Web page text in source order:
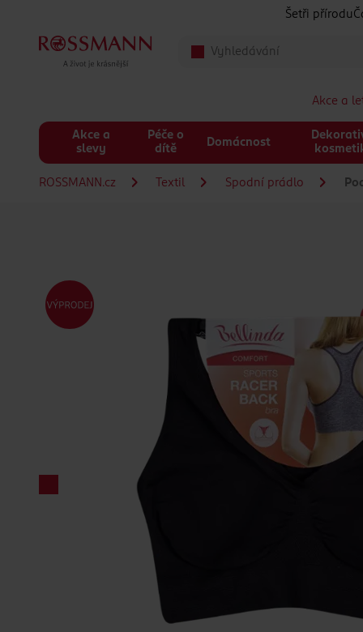
Šetři přírodu
Akce a
Akce a
slevy
Péče o
dítě
Domácnost
ROSSMANN.cz Textil Spodní prádlo